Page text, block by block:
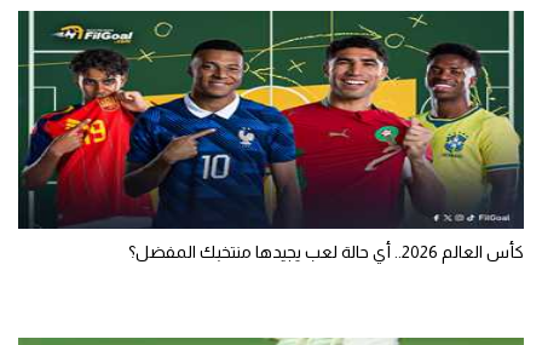
كأس العالم 2026.. أي حالة لعب يجيدها منتخبك المفضل؟